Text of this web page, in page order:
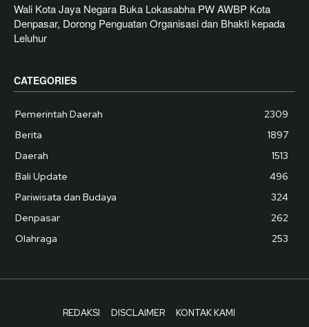
Wali Kota Jaya Negara Buka Lokasabha PW AWBP Kota
Denpasar, Dorong Penguatan Organisasi dan Bhakti kepada
Leluhur
CATEGORIES
Pemerintah Daerah
2309
Berita
1897
Daerah
1513
Bali Update
496
Pariwisata dan Budaya
324
Denpasar
262
Olahraga
253
REDAKSI DISCLAIMER KONTAK KAMI